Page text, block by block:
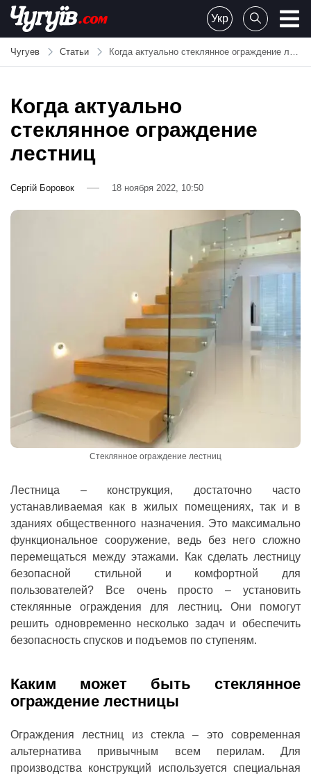
Skip
content
Chuguiv
Укр
Чугуев Статьи Когда актуально стеклянное ограждение лестниц
Когда актуально
стеклянное ограждение
лестниц
Сергій Боровок 18 ноября 2022, 10:50
Стеклянное ограждение лестниц
Лестница – конструкция, достаточно часто
устанавливаемая как в жилых помещениях, так и в
зданиях общественного назначения. Это максимально
функциональное сооружение, ведь без него сложно
перемещаться между этажами. Как сделать лестницу
безопасной стильной и комфортной для
пользователей? Все очень просто – установить
стеклянные ограждения для лестниц.Они помогут
решить одновременно несколько задач и обеспечить
безопасность спусков и подъемов по ступеням.
Каким может быть стеклянное
ограждение лестницы
Ограждения лестниц из стекла – это современная
альтернатива привычным всем перилам. Для
производства конструкций используется специальная